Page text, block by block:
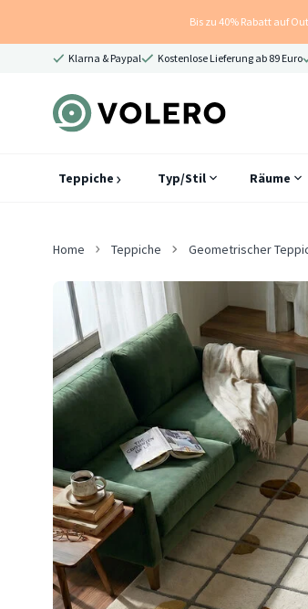
Bis zu 40% Rabatt auf
Klarna & Paypal Kostenlose Lieferung ab 89 Euro
Teppiche Typ/Stil Räume
Home Teppiche Geometrischer